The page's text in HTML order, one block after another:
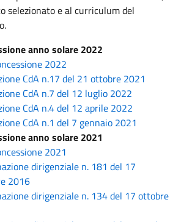
selezionato e al curriculum del
anno solare 2022
2022
CdA n.17 del 21 ottobre 2021
CdA n.7 del 12 luglio 2022
CdA n.4 del 12 aprile 2022
CdA n.1 del 7 gennaio 2021
anno solare 2021
2021
dirigenziale n. 181 del 17
2016
dirigenziale n. 134 del 17 ottobre